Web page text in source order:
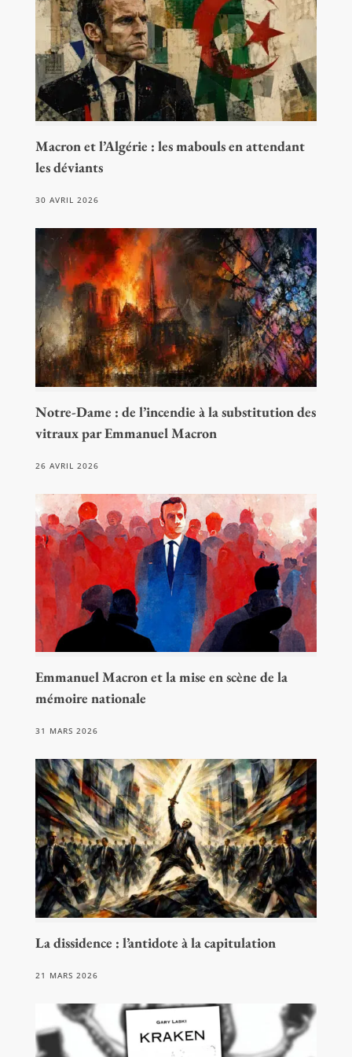
Macron et l’Algérie : les mabouls en attendant
les déviants
30 AVRIL 2026
Notre-Dame : de l’incendie à la substitution des
vitraux par Emmanuel Macron
26 AVRIL 2026
Emmanuel Macron et la mise en scène de la
mémoire nationale
31 MARS 2026
La dissidence : l’antidote à la capitulation
21 MARS 2026